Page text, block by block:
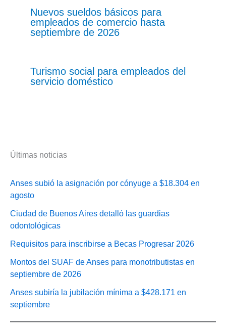
Nuevos sueldos básicos para
empleados de comercio hasta
septiembre de 2026
Turismo social para empleados del
servicio doméstico
Últimas noticias
Anses subió la asignación por cónyuge a $18.304 en
agosto
Ciudad de Buenos Aires detalló las guardias
odontológicas
Requisitos para inscribirse a Becas Progresar 2026
Montos del SUAF de Anses para monotributistas en
septiembre de 2026
Anses subiría la jubilación mínima a $428.171 en
septiembre